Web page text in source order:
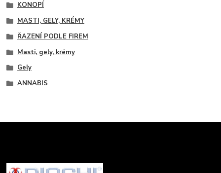
KONOPÍ
MASTI, GELY, KRÉMY
ŘAZENÍ PODLE FIREM
Masti, gely, krémy
Gely
ANNABIS